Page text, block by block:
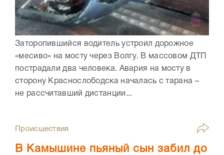
Заторопившийся водитель устроил дорожное
«месиво» на мосту через Волгу. В массовом ДТП
пострадали два человека. Авария на мосту в
сторону Краснослободска началась с тарана –
не рассчитавший дистанции...
Происшествия
В Камышине пьяный сын забил до